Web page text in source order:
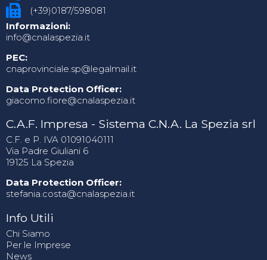
(+39)0187/598081
Informazioni:
info@cnalaspezia.it
PEC:
cnaprovinciale.sp@legalmail.it
Data Protection Officer:
giacomo.fiore@cnalaspezia.it
C.A.F. Impresa - Sistema C.N.A. La Spezia srl
C.F. e P. IVA 01091040111
Via Padre Giuliani 6
19125 La Spezia
Data Protection Officer:
stefania.costa@cnalaspezia.it
Info Utili
Chi Siamo
Per le Imprese
News